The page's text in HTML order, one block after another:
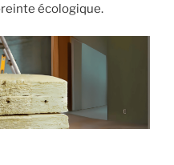
écologique.